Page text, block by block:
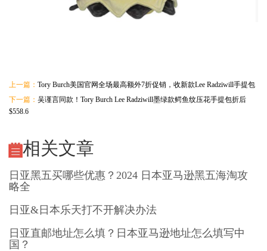
上一篇： Tory Burch美国官网全场最高额外7折促销，收新款Lee Radziwill手提包
下一篇： 吴谨言同款！Tory Burch Lee Radziwill墨绿款鳄鱼纹压花手提包折后
$558.6
相关文章
日亚黑五买哪些优惠？2024 日本亚马逊黑五海淘攻
略全
日亚&日本乐天打不开解决办法
日亚直邮地址怎么填？日本亚马逊地址怎么填写中
国？